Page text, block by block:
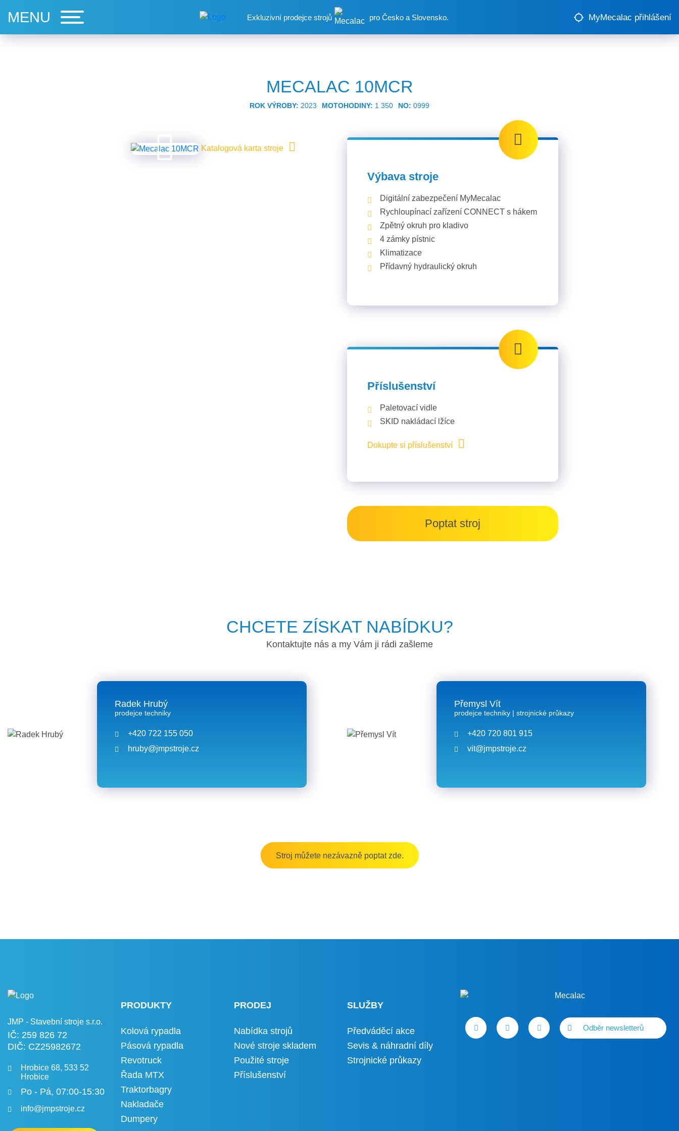
Exkluzivní prodejce strojů pro Česko a Slovensko. MyMecalac přihlášení
MECALAC 10MCR
ROK VÝROBY: 2023 MOTOHODINY: 1 350 NO: 0999
Katalogová karta stroje
Výbava stroje
Digitální zabezpečení MyMecalac
Rychloupínací zařízení CONNECT s hákem
Zpětný okruh pro kladivo
4 zámky pístnic
Klimatizace
Přídavný hydraulický okruh
Příslušenství
Paletovací vidle
SKID nakládací lžíce
Dokupte si příslušenství
Poptat stroj
CHCETE ZÍSKAT NABÍDKU?
Kontaktujte nás a my Vám ji rádi zašleme
Radek Hrubý
prodejce techniky
+420 722 155 050
hruby@jmpstroje.cz
Přemysl Vít
prodejce techniky | strojnické průkazy
+420 720 801 915
vit@jmpstroje.cz
Stroj můžete nezávazně poptat zde.
JMP - Stavební stroje s.r.o.
IČ: 259 826 72
DIČ: CZ25982672
Hrobice 68, 533 52
Hrobice
Po - Pá, 07:00-15:30
info@jmpstroje.cz
PRODUKTY
Kolová rypadla
Pásová rypadla
Revotruck
Řada MTX
Traktorbagry
Nakladače
Dumpery
PRODEJ
Nabídka strojů
Nové stroje skladem
Použité stroje
Příslušenství
SLUŽBY
Předváděcí akce
Sevis & náhradní díly
Strojnické průkazy
Odběr newsletterů